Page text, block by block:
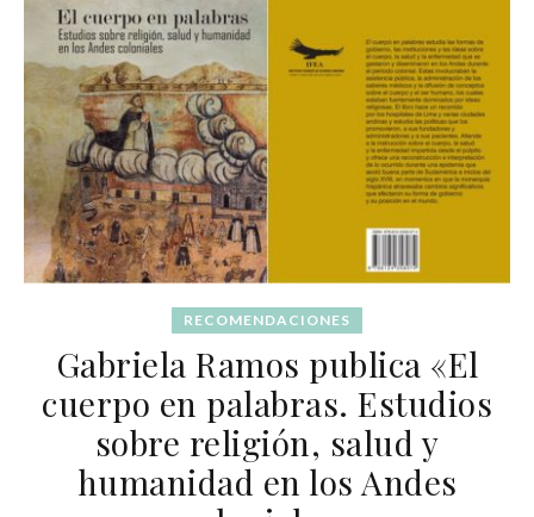
RECOMENDACIONES
Gabriela Ramos publica «El
cuerpo en palabras. Estudios
sobre religión, salud y
humanidad en los Andes